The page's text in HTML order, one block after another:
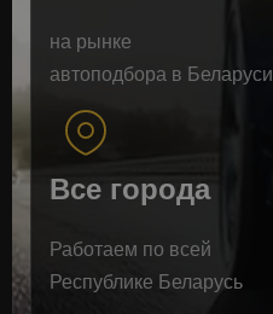
на рынке
автоподбора в Беларуси
Все города
Работаем по всей
Республике Беларусь